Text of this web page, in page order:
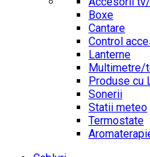
Boxe
Cantare
Control
Lanterne
Multimetre/
Produse cu
Sonerii
Statii meteo
Termostate